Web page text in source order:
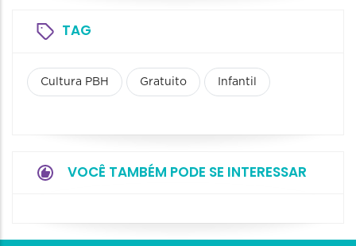
TAG
Cultura PBH Gratuito Infantil
VOCÊ TAMBÉM PODE SE INTERESSAR